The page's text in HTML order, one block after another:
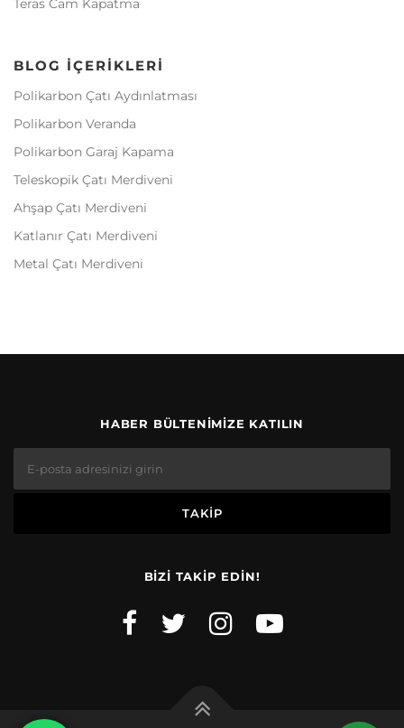
Teras Cam Kapatma
BLOG İÇERIKLERI
Polikarbon Çatı Aydınlatması
Polikarbon Veranda
Polikarbon Garaj Kapama
Teleskopik Çatı Merdiveni
Ahşap Çatı Merdiveni
Katlanır Çatı Merdiveni
Metal Çatı Merdiveni
HABER BÜLTENIMIZE KATILIN
BIZI TAKIP EDIN!